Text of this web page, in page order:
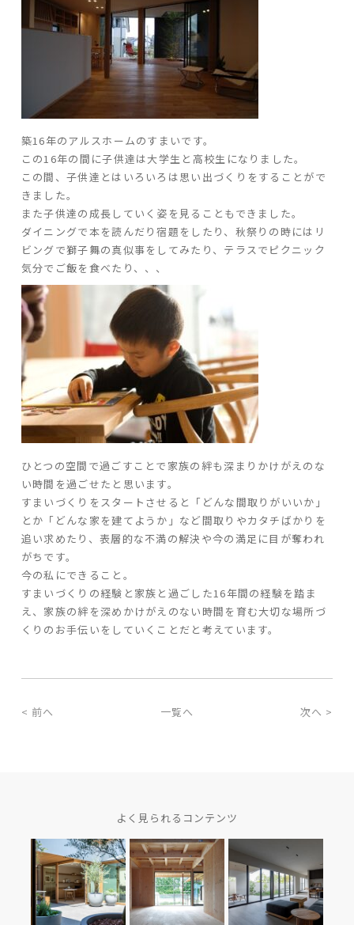
築16年のアルスホームのすまいです。
この16年の間に子供達は大学生と高校生になりました。
この間、子供達とはいろいろは思い出づくりをすることがで
きました。
また子供達の成長していく姿を見ることもできました。
ダイニングで本を読んだり宿題をしたり、秋祭りの時にはリ
ビングで獅子舞の真似事をしてみたり、テラスでピクニック
気分でご飯を食べたり、、、
ひとつの空間で過ごすことで家族の絆も深まりかけがえのな
い時間を過ごせたと思います。
すまいづくりをスタートさせると「どんな間取りがいいか」
とか「どんな家を建てようか」など間取りやカタチばかりを
追い求めたり、表層的な不満の解決や今の満足に目が奪われ
がちです。
今の私にできること。
すまいづくりの経験と家族と過ごした16年間の経験を踏ま
え、 家族の絆を深めかけがえのない時間を育む大切な場所づ
くりのお手伝いをしていくことだと考えています。
< 前へ 一覧へ 次へ >
よく見られるコンテンツ